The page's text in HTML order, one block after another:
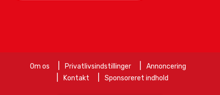
Om os Privatlivsindstillinger
Annoncering
Kontakt
Sponsoreret indhold